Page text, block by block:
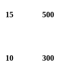
15 500
10 300